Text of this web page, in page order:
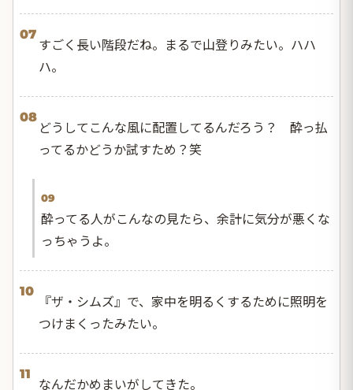
07
すごく長い階段だね。まるで山登りみたい。ハハ
ハ。
08
どうしてこんな風に配置してるんだろう？ 酔っ払
ってるかどうか試すため？笑
09
酔ってる人がこんなの見たら、余計に気分が悪くな
っちゃうよ。
10
『ザ・シムズ』で、家中を明るくするために照明を
つけまくったみたい。
11
なんだかめまいがしてきた。